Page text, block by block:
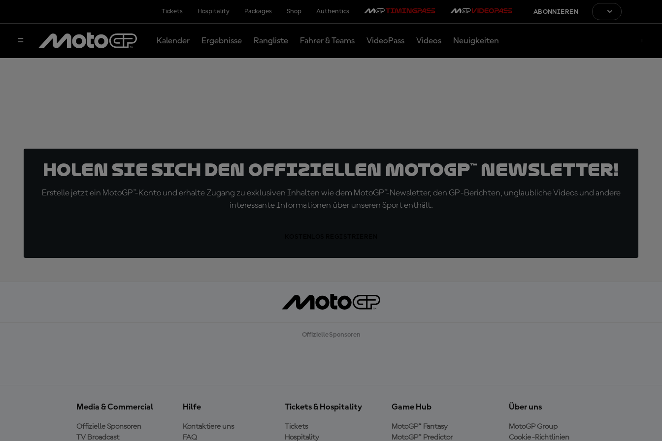
Tickets Hospitality Packages Shop Authentics ABONNIEREN
Kalender Ergebnisse Rangliste Fahrer & Teams VideoPass Videos Neuigkeiten
Holen Sie sich den offiziellen MotoGP™ Newsletter!
Erstelle jetzt ein MotoGP™-Konto und erhalte Zugang zu exklusiven Inhalten wie dem MotoGP™-Newsletter, den GP-Berichten, unglaubliche Videos und andere
interessante Informationen über unseren Sport enthält.
Offizielle Sponsoren
Media & Commercial
Offizielle Sponsoren
TV Broadcast
Hilfe
Kontaktiere uns
FAQ
Tickets & Hospitality
Tickets
Hospitality
Game Hub
MotoGP™ Fantasy
MotoGP™ Predictor
Über uns
MotoGP Group
Cookie-Richtlinien